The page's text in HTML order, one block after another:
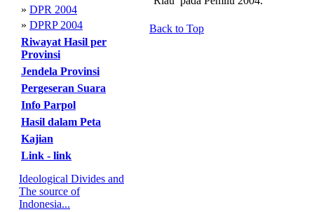
» DPR 2004
» DPRP 2004
Riwayat Hasil per
Provinsi
Jendela Provinsi
Pergeseran Suara
Info Parpol
Hasil dalam Peta
Kajian
Link - link
Ideological Divides and
The source of
Indonesia...
Back to Top